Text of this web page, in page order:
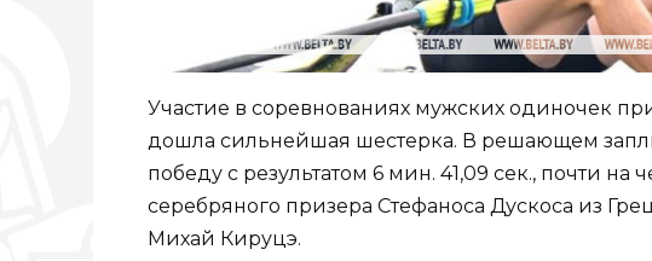
Участие в соревнованиях мужских одиночек
дошла сильнейшая шестерка. В решающем
победу с результатом 6 мин. 41,09 сек., почти
серебряного призера Стефаноса Дускоса из
Михай Кируцэ.